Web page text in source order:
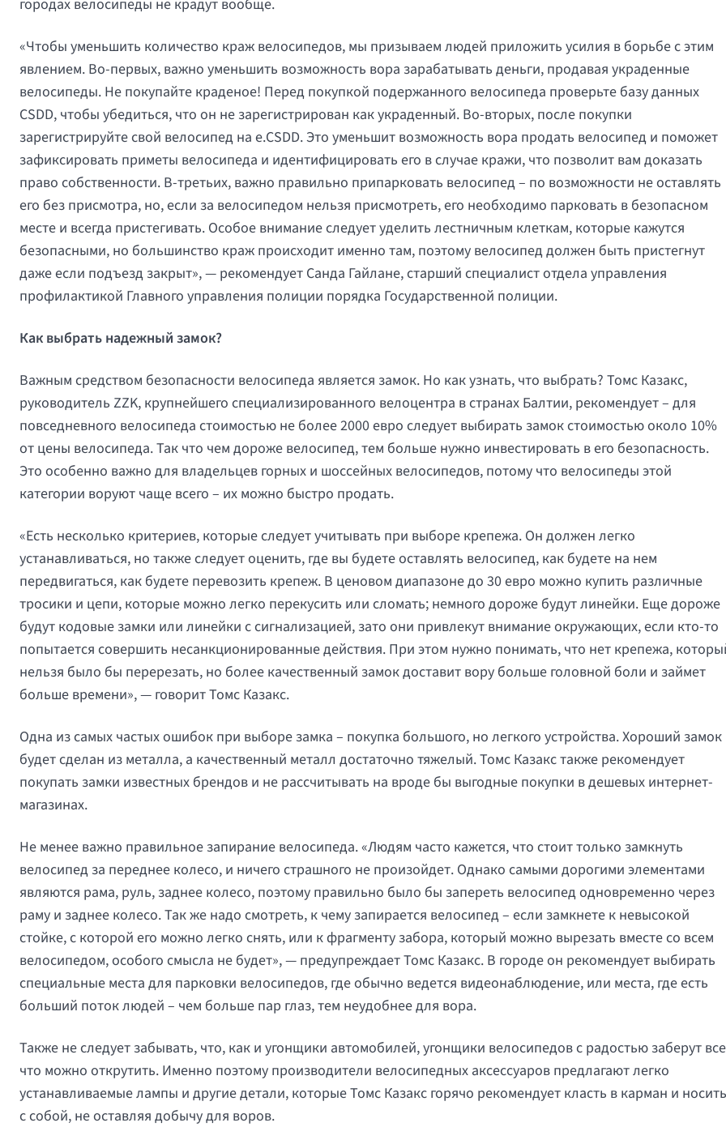
городах велосипеды не крадут вообще.
«Чтобы уменьшить количество краж велосипедов, мы призываем людей приложить усилия в борьбе с этим
явлением. Во-первых, важно уменьшить возможность вора зарабатывать деньги, продавая украденные
велосипеды. Не покупайте краденое! Перед покупкой подержанного велосипеда проверьте базу данных
CSDD, чтобы убедиться, что он не зарегистрирован как украденный. Во-вторых, после покупки
зарегистрируйте свой велосипед на e.CSDD. Это уменьшит возможность вора продать велосипед и поможет
зафиксировать приметы велосипеда и идентифицировать его в случае кражи, что позволит вам доказать
право собственности. В-третьих, важно правильно припарковать велосипед – по возможности не оставлять
его без присмотра, но, если за велосипедом нельзя присмотреть, его необходимо парковать в безопасном
месте и всегда пристегивать. Особое внимание следует уделить лестничным клеткам, которые кажутся
безопасными, но большинство краж происходит именно там, поэтому велосипед должен быть пристегнут
даже если подъезд закрыт», — рекомендует Санда Гайлане, старший специалист отдела управления
профилактикой Главного управления полиции порядка Государственной полиции.
Как выбрать надежный замок?
Важным средством безопасности велосипеда является замок. Но как узнать, что выбрать? Томс Казакс,
руководитель ZZK, крупнейшего специализированного велоцентра в странах Балтии, рекомендует – для
повседневного велосипеда стоимостью не более 2000 евро следует выбирать замок стоимостью около 10%
от цены велосипеда. Так что чем дороже велосипед, тем больше нужно инвестировать в его безопасность.
Это особенно важно для владельцев горных и шоссейных велосипедов, потому что велосипеды этой
категории воруют чаще всего – их можно быстро продать.
«Есть несколько критериев, которые следует учитывать при выборе крепежа. Он должен легко
устанавливаться, но также следует оценить, где вы будете оставлять велосипед, как будете на нем
передвигаться, как будете перевозить крепеж. В ценовом диапазоне до 30 евро можно купить различные
тросики и цепи, которые можно легко перекусить или сломать; немного дороже будут линейки. Еще дороже
будут кодовые замки или линейки с сигнализацией, зато они привлекут внимание окружающих, если кто-то
попытается совершить несанкционированные действия. При этом нужно понимать, что нет крепежа,
нельзя было бы перерезать, но более качественный замок доставит вору больше головной боли и займет
больше времени», — говорит Томс Казакс.
Одна из самых частых ошибок при выборе замка – покупка большого, но легкого устройства. Хороший замок
будет сделан из металла, а качественный металл достаточно тяжелый. Томс Казакс также рекомендует
покупать замки известных брендов и не рассчитывать на вроде бы выгодные покупки в дешевых интернет-
магазинах.
Не менее важно правильное запирание велосипеда. «Людям часто кажется, что стоит только замкнуть
велосипед за переднее колесо, и ничего страшного не произойдет. Однако самыми дорогими элементами
являются рама, руль, заднее колесо, поэтому правильно было бы запереть велосипед одновременно через
раму и заднее колесо. Так же надо смотреть, к чему запирается велосипед – если замкнете к невысокой
стойке, с которой его можно легко снять, или к фрагменту забора, который можно вырезать вместе со всем
велосипедом, особого смысла не будет», — предупреждает Томс Казакс. В городе он рекомендует выбирать
специальные места для парковки велосипедов, где обычно ведется видеонаблюдение, или места, где есть
больший поток людей – чем больше пар глаз, тем неудобнее для вора.
Также не следует забывать, что, как и угонщики автомобилей, угонщики велосипедов с радостью заберут
что можно открутить. Именно поэтому производители велосипедных аксессуаров предлагают легко
устанавливаемые лампы и другие детали, которые Томс Казакс горячо рекомендует класть в карман и носить
с собой, не оставляя добычу для воров.